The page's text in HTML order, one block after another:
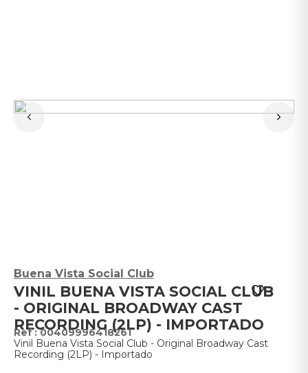
Buena Vista Social Club
VINIL BUENA VISTA SOCIAL CLUB
- ORIGINAL BROADWAY CAST
RECORDING (2LP) - IMPORTADO
:00409996418261
Vinil Buena Vista Social Club - Original Broadway Cast
Recording (2LP) - Importado